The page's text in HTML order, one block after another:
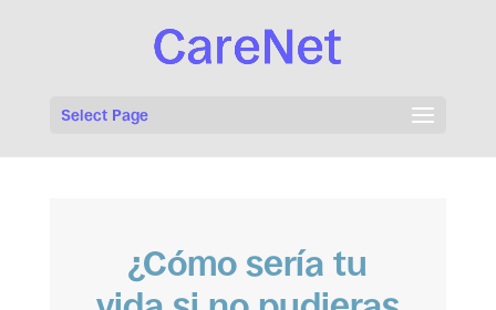
Select Page
¿Cómo sería tu